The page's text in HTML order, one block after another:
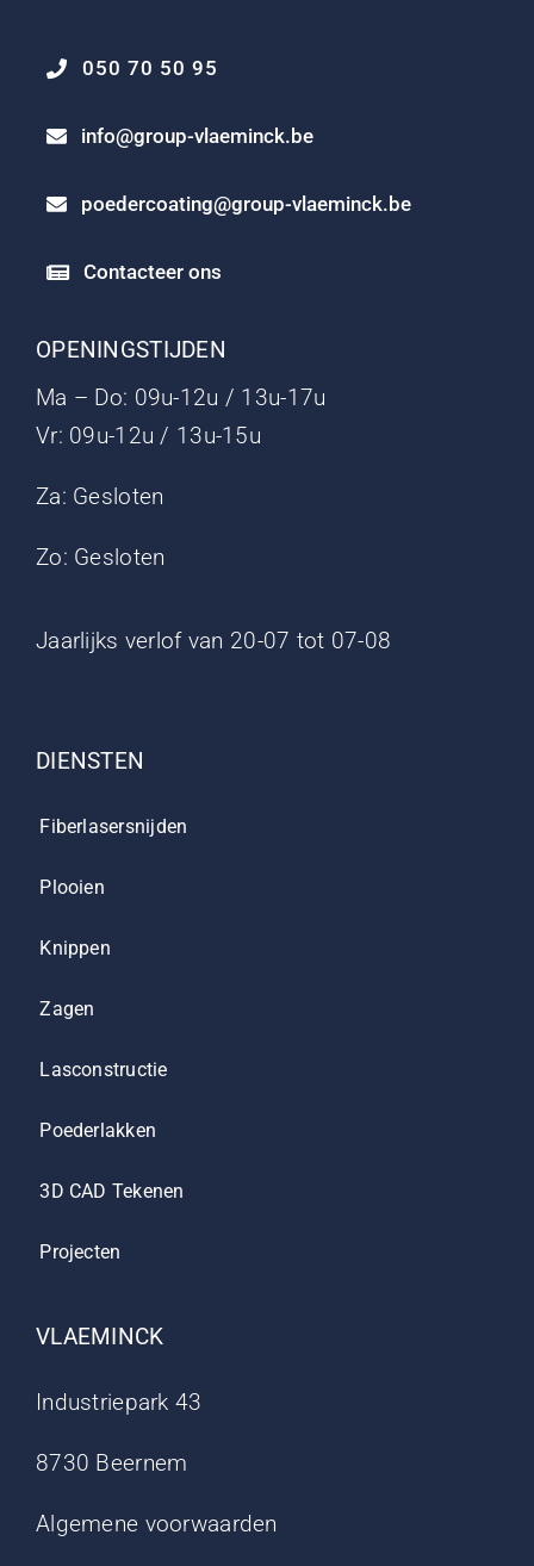
050 70 50 95
info@group-vlaeminck.be
poedercoating@group-vlaeminck.be
Contacteer ons
OPENINGSTIJDEN
Ma – Do: 09u-12u / 13u-17u
Vr: 09u-12u / 13u-15u
Za: Gesloten
Zo: Gesloten
Jaarlijks verlof van 20-07 tot 07-08
DIENSTEN
Fiberlasersnijden
Plooien
Knippen
Zagen
Lasconstructie
Poederlakken
3D CAD Tekenen
Projecten
VLAEMINCK
Industriepark 43
8730 Beernem
Algemene voorwaarden